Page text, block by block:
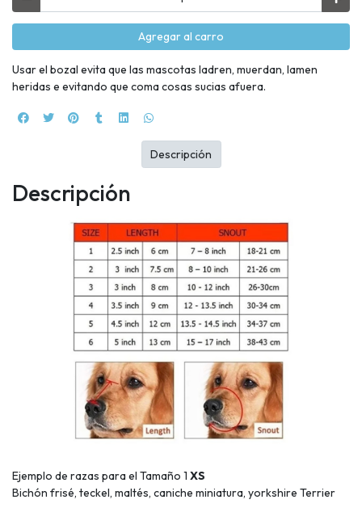
Agregar al carro
Usar el bozal evita que las mascotas ladren, muerdan, lamen
heridas e evitando que coma cosas sucias afuera.
Descripción
Ejemplo de razas para el Tamaño 1 XS
Bichón frisé, teckel, maltés, caniche miniatura, yorkshire Terrier
Descripción